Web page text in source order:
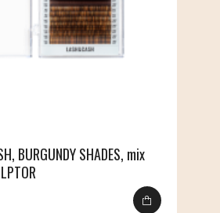
BURGUNDY SHADES, mix